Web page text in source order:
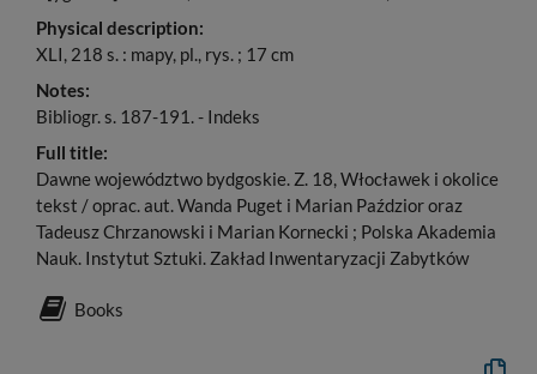
Physical description:
XLI, 218 s. : mapy, pl., rys. ; 17 cm
Notes:
Bibliogr. s. 187-191. - Indeks
Full title:
Dawne województwo bydgoskie. Z. 18, Włocławek i okolice
tekst / oprac. aut. Wanda Puget i Marian Paździor oraz
Tadeusz Chrzanowski i Marian Kornecki ; Polska Akademia
Nauk. Instytut Sztuki. Zakład Inwentaryzacji Zabytków
Books